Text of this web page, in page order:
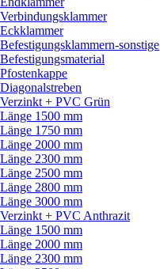
Verbindungsklammer
Eckklammer
Befestigungsklammern-sonstige
Befestigungsmaterial
Pfostenkappe
Diagonalstreben
Verzinkt + PVC Grün
Länge 1500 mm
Länge 1750 mm
Länge 2000 mm
Länge 2300 mm
Länge 2500 mm
Länge 2800 mm
Länge 3000 mm
Verzinkt + PVC Anthrazit
Länge 1500 mm
Länge 2000 mm
Länge 2300 mm